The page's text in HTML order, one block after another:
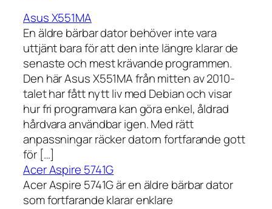
Asus X551MA
En äldre bärbar dator behöver inte vara
uttjänt bara för att den inte längre klarar de
senaste och mest krävande programmen.
Den här Asus X551MA från mitten av 2010-
talet har fått nytt liv med Debian och visar
hur fri programvara kan göra enkel, åldrad
hårdvara användbar igen. Med rätt
anpassningar räcker datorn fortfarande gott
för […]
Acer Aspire 5741G
Acer Aspire 5741G är en äldre bärbar dator
som fortfarande klarar enklare